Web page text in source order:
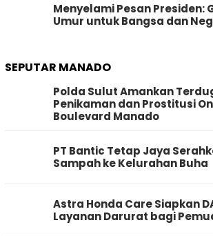
Menyelami Pesan Presiden:
Umur untuk Bangsa dan
SEPUTAR MANADO
Polda Sulut Amankan
Penikaman dan Prostitusi
Boulevard Manado
PT Bantic Tetap Jaya
Sampah ke Kelurahan Buha
Astra Honda Care Siapkan
Layanan Darurat bagi